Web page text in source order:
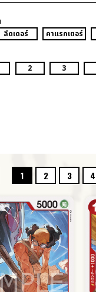
ลีดเดอร์ คาแรกเตอร์
2 3
1 2 3 4